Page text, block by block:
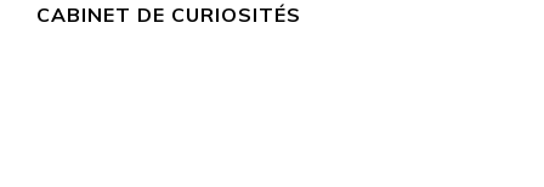
CABINET DE CURIOSITÉS